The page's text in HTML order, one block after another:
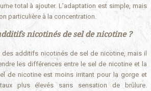
total à ajouter. L’adaptation est simple, mais
particulière à la concentration.
nicotinés de sel de nicotine ?
des additifs nicotinés de sel de nicotine, mais il
les différences entre le sel de nicotine et la
de nicotine est moins irritant pour la gorge et
plus élevés sans sensation de brûlure.